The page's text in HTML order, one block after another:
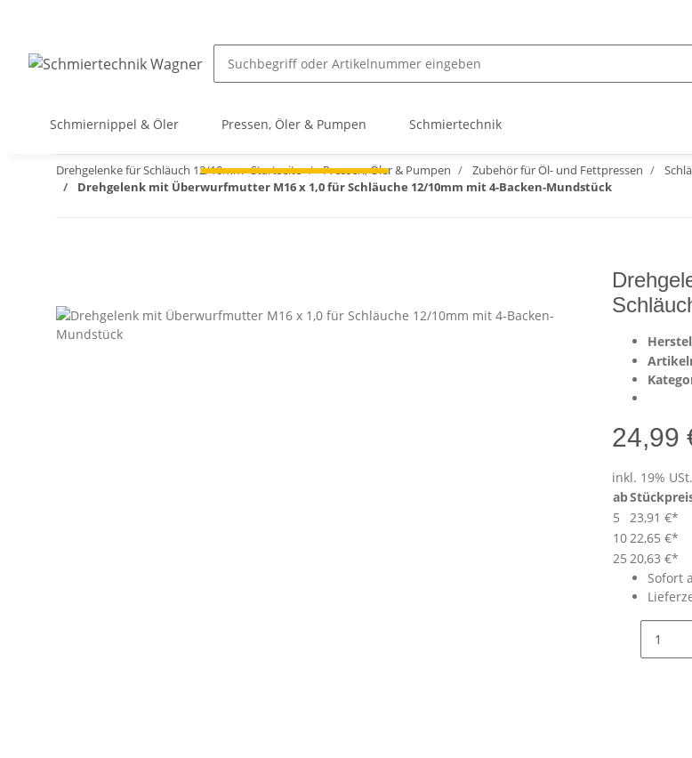
Schmiernippel & Öler Pressen, Öler & Pumpen Schmiertechnik
Drehgelenke für Schläuch 12/10mm Startseite Pressen, Öler & Pumpen Zubehör für Öl- und Fettpressen
Drehgelenk mit Überwurfmutter M16 x 1,0 für Schläuche 12/10mm mit 4-Backen-Mundstück
24,99
inkl. 19%
ab
5
23,91 €*
1022,65 €*
25 20,63 €*
Sofort